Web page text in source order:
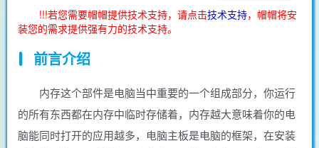
!!!若您需要帽帽提供技术支持，请点击技术支持，帽帽将安
装您的需求提供强有力的技术支持。
前言介绍
内存这个部件是电脑当中重要的一个组成部分，你运行
的所有东西都在内存中临时存储着，内存越大意味着你的电
脑能同时打开的应用越多，电脑主板是电脑的框架，在安装